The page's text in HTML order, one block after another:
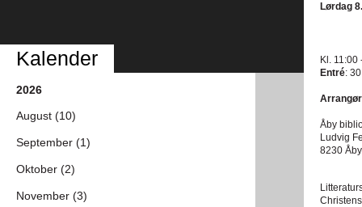
Lørdag
Kl. 11:00
Entré:
Åby
Ludvig
8230 Åby
Kalender
2026
August (10)
September (1)
Oktober (2)
November (3)